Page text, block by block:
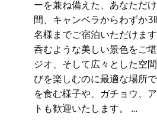
ーを兼ね備えた、あなただ
間、キャンベラからわずか
名様までご宿泊いただけま
呑むような美しい景色をご
ジオ、そして広々とした空
びを楽しむのに最適な場所
を食む様子や、ガチョウ、
トも歓迎いたします。 …